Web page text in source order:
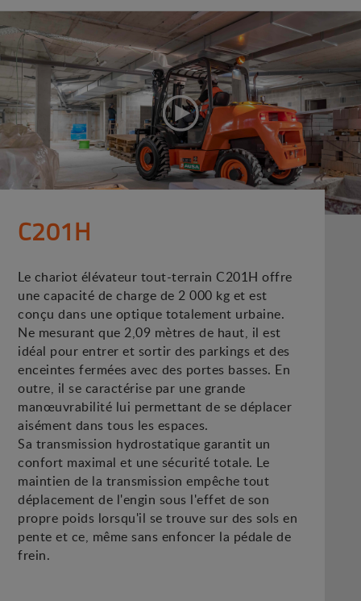
C201H
Le chariot élévateur tout-terrain C201H offre
une capacité de charge de 2 000 kg et est
conçu dans une optique totalement urbaine.
Ne mesurant que 2,09 mètres de haut, il est
idéal pour entrer et sortir des parkings et des
enceintes fermées avec des portes basses. En
outre, il se caractérise par une grande
manœuvrabilité lui permettant de se déplacer
aisément dans tous les espaces.
Sa transmission hydrostatique garantit un
confort maximal et une sécurité totale. Le
maintien de la transmission empêche tout
déplacement de l'engin sous l'effet de son
propre poids lorsqu'il se trouve sur des sols en
pente et ce, même sans enfoncer la pédale de
frein.